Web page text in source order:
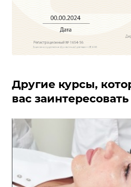
Другие курсы,
вас заинтересовать